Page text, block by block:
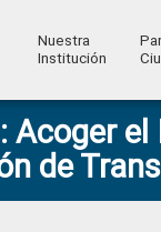
Nuestra
Institución
Acoger
de